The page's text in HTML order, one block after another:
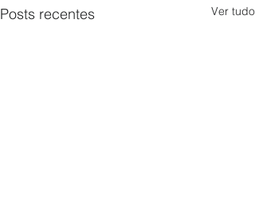
Posts recentes Ver tudo